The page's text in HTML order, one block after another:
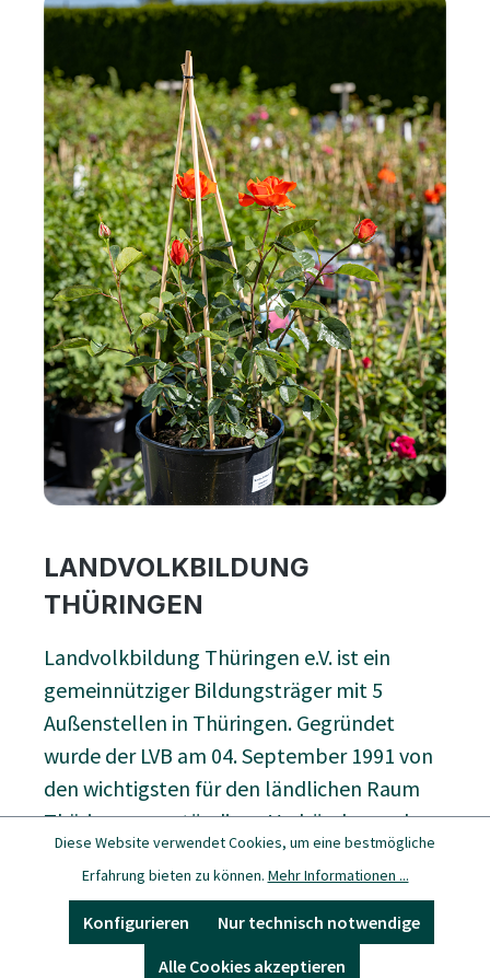
LANDVOLKBILDUNG
THÜRINGEN
Landvolkbildung Thüringen e.V. ist ein
gemeinnütziger Bildungsträger mit 5
Außenstellen in Thüringen. Gegründet
wurde der LVB am 04. September 1991 von
den wichtigsten für den ländlichen Raum
Thüringens zuständigen Verbänden und
Institutionen des Freistaates Thüringen. Wir
bieten ein umfassendes, auf den ländlichen
Raum ausgerichtetes, spezialisiertes wie
auch allgemeines Bildungsangebot. Ihre
Diese Website verwendet Cookies, um eine bestmögliche
Erfahrung bieten zu können. Mehr Informationen ...
Nur technisch notwendige
Konfigurieren
Alle Cookies akzeptieren